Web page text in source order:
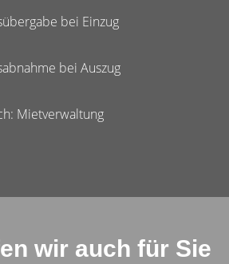
bei Einzug
bei Auszug
Mietverwaltung
wir auch für Sie